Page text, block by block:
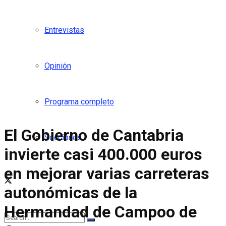
Entrevistas
Opinión
Programa completo
Secciones
El Gobierno de Cantabria
invierte casi 400.000 euros
en mejorar varias carreteras
autonómicas de la
Hermandad de Campoo de